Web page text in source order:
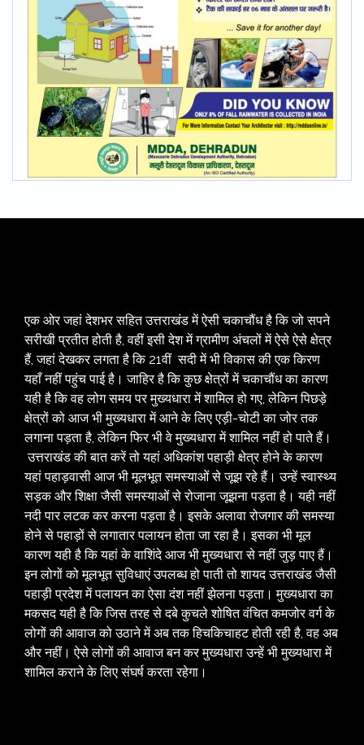
एक ओर जहां देशभर सहित उत्तराखंड में ऐसी चकाचौंध है कि जो सपने
सरीखी प्रतीत होती है, वहीं इसी देश में ग्रामीण अंचलों में ऐसे ऐसे क्षेत्र
हैं, जहां देखकर लगता है कि 21वीं सदी में भी विकास की एक किरण
यहाँ नहीं पहुंच पाई है। जाहिर है कि कुछ क्षेत्रों में चकाचौंध का कारण
यही है कि वह लोग समय पर मुख्यधारा में शामिल हो गए, लेकिन पिछड़े
क्षेत्रों को आज भी मुख्यधारा में आने के लिए एड़ी-चोटी का जोर तक
लगाना पड़ता है, लेकिन फिर भी वे मुख्यधारा में शामिल नहीं हो पाते हैं।
उत्तराखंड की बात करें तो यहां अधिकांश पहाड़ी क्षेत्र होने के कारण
यहां पहाड़वासी आज भी मूलभूत समस्याओं से जूझ रहे हैं। उन्हें स्वास्थ्य
सड़क और शिक्षा जैसी समस्याओं से रोजाना जूझना पड़ता है। यही नहीं
नदी पार लटक कर करना पड़ता है। इसके अलावा रोजगार की समस्या
होने से पहाड़ों से लगातार पलायन होता जा रहा है। इसका भी मूल
कारण यही है कि यहां के वाशिंदे आज भी मुख्यधारा से नहीं जुड़ पाए हैं।
इन लोगों को मूलभूत सुविधाएं उपलब्ध हो पाती तो शायद उत्तराखंड जैसी
पहाड़ी प्रदेश में पलायन का ऐसा दंश नहीं झेलना पड़ता। मुख्यधारा का
मकसद यही है कि जिस तरह से दबे कुचले शोषित वंचित कमजोर वर्ग के
लोगों की आवाज को उठाने में अब तक हिचकिचाहट होती रही है, वह अब
और नहीं। ऐसे लोगों की आवाज बन कर मुख्यधारा उन्हें भी मुख्यधारा में
शामिल कराने के लिए संघर्ष करता रहेगा।